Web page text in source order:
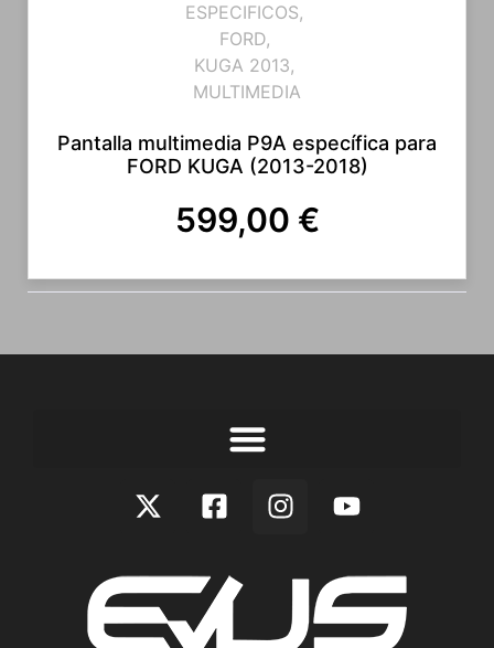
ESPECIFICOS,
FORD,
KUGA 2013,
MULTIMEDIA
Pantalla multimedia P9A específica para
FORD KUGA (2013-2018)
599,00 €